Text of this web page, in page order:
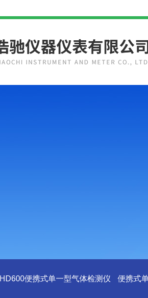
HD600便携式单一型气体检测仪 便携式